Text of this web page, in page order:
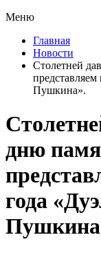
Меню
Главная
Новости
Столетней
Пушкина».
дню
года